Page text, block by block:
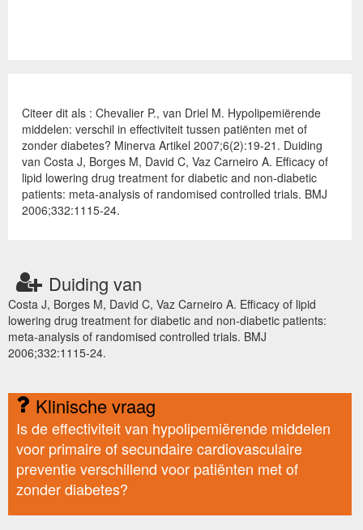
Citeer dit als : Chevalier P., van Driel M. Hypolipemiërende
middelen: verschil in effectiviteit tussen patiënten met of
zonder diabetes? Minerva Artikel 2007;6(2):19-21. Duiding
van Costa J, Borges M, David C, Vaz Carneiro A. Efficacy of
lipid lowering drug treatment for diabetic and non-diabetic
patients: meta-analysis of randomised controlled trials. BMJ
2006;332:1115-24.
Duiding van
Costa J, Borges M, David C, Vaz Carneiro A. Efficacy of lipid
lowering drug treatment for diabetic and non-diabetic patients:
meta-analysis of randomised controlled trials. BMJ
2006;332:1115-24.
Klinische vraag
Is de effectiviteit van hypolipemiërende middelen
voor primaire of secundaire cardiovasculaire
preventie verschillend voor patiënten met of
zonder diabetes?